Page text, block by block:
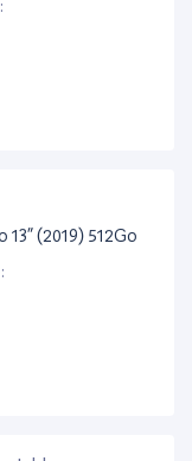
(2019) 512Go